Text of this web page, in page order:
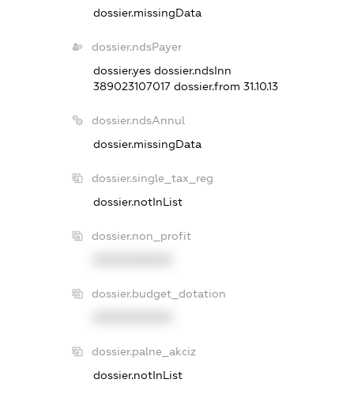
dossier.missingData
dossier.ndsPayer
dossier.yes dossier.ndsInn
389023107017 dossier.from 31.10.13
dossier.ndsAnnul
dossier.missingData
dossier.single_tax_reg
dossier.notInList
dossier.non_profit
dossier.budget_dotation
dossier.palne_akciz
dossier.notInList